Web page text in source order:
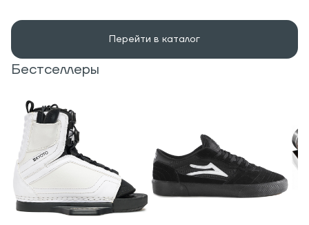
Перейти в каталог
Бестселлеры